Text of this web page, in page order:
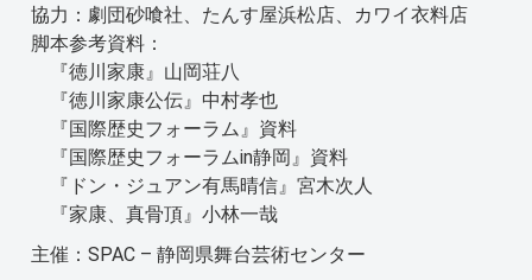
協力：劇団砂喰社、たんす屋浜松店、カワイ衣料店
脚本参考資料：
『徳川家康』山岡荘八
『徳川家康公伝』中村孝也
『国際歴史フォーラム』資料
『国際歴史フォーラムin静岡』資料
『ドン・ジュアン有馬晴信』宮木次人
『家康、真骨頂』小林一哉
主催：SPAC – 静岡県舞台芸術センター